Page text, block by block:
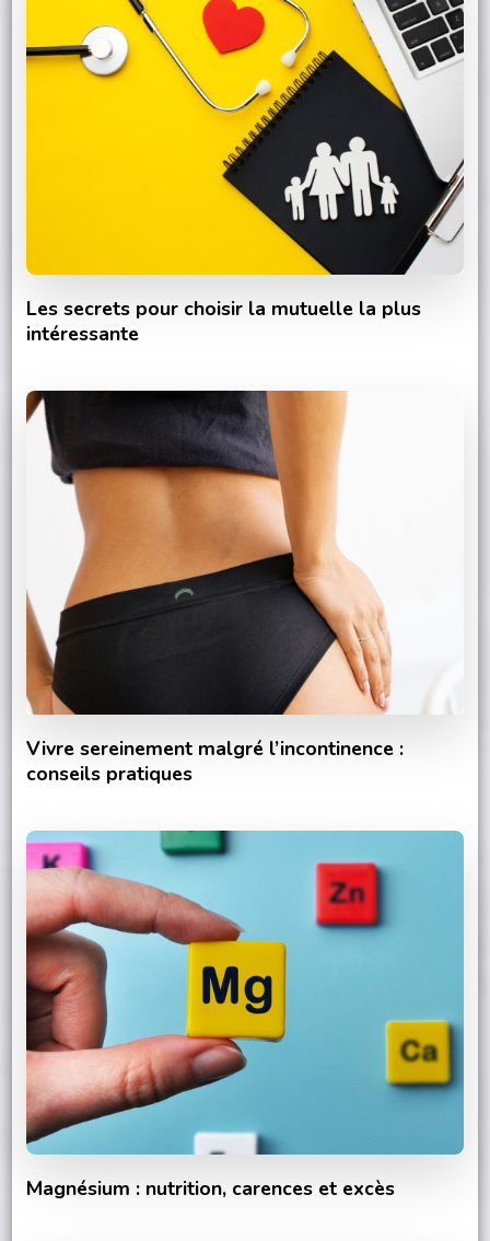
Les secrets pour choisir la mutuelle la plus
intéressante
Vivre sereinement malgré l’incontinence :
conseils pratiques
Magnésium : nutrition, carences et excès